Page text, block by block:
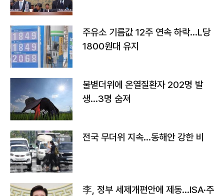
주유소 기름값 12주 연속 하락…L당
1800원대 유지
불볕더위에 온열질환자 202명 발
생…3명 숨져
전국 무더위 지속…동해안 강한 비
李, 정부 세제개편안에 제동…ISA·주